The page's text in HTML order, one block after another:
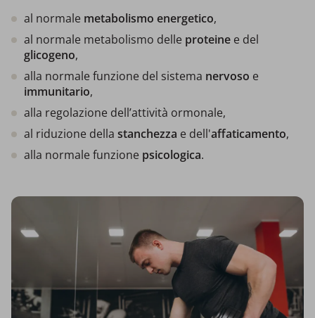
al normale metabolismo energetico,
al normale metabolismo delle proteine e del
glicogeno,
alla normale funzione del sistema nervoso e
immunitario,
alla regolazione dell’attività ormonale,
al riduzione della stanchezza e dell'affaticamento,
alla normale funzione psicologica.